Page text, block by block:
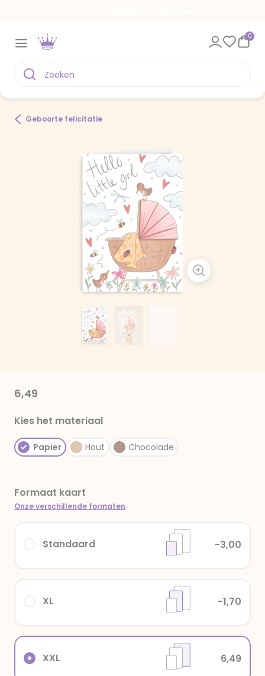
0
Geboorte felicitatie
6,49
Kies het materiaal
Papier Hout Chocolade
Formaat kaart
Onze verschillende formaten
XXL 6,49
XL -1,70
Standaard -3,00